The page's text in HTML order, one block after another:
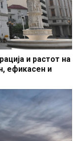
и растот на
ефикасен и